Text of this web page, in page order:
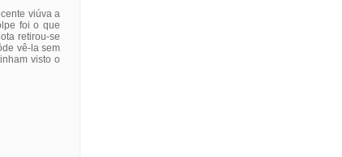
viúva a
foi o que
retirou-se
vê-la sem
visto o